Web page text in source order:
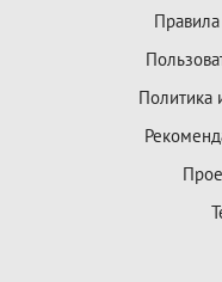
Правила
Политика